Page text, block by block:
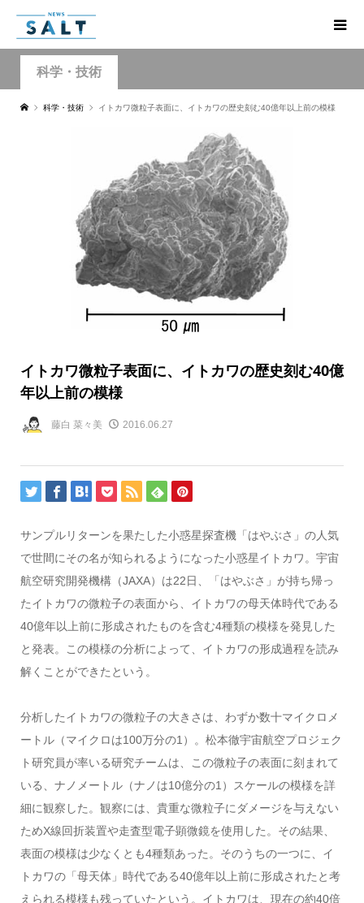
科学・技術
科学・技術 イトカワ微粒子表面に、イトカワの歴史刻む40億年以上前の模様
イトカワ微粒子表面に、イトカワの歴史刻む40億
年以上前の模様
藤白 菜々美 2016.06.27
サンプルリターンを果たした小惑星探査機「はやぶさ」の人気
で世間にその名が知られるようになった小惑星イトカワ。宇宙
航空研究開発機構（JAXA）は22日、「はやぶさ」が持ち帰っ
たイトカワの微粒子の表面から、イトカワの母天体時代である
40億年以上前に形成されたものを含む4種類の模様を発見した
と発表。この模様の分析によって、イトカワの形成過程を読み
解くことができたという。
分析したイトカワの微粒子の大きさは、わずか数十マイクロメ
ートル（マイクロは100万分の1）。松本徹宇宙航空プロジェク
ト研究員が率いる研究チームは、この微粒子の表面に刻まれて
いる、ナノメートル（ナノは10億分の1）スケールの模様を詳
細に観察した。観察には、貴重な微粒子にダメージを与えない
ためX線回折装置や走査型電子顕微鏡を使用した。その結果、
表面の模様は少なくとも4種類あった。そのうちの一つに、イ
トカワの「母天体」時代である40億年以上前に形成されたと考
えられる模様も残っていたという。イトカワは、現在の約40倍